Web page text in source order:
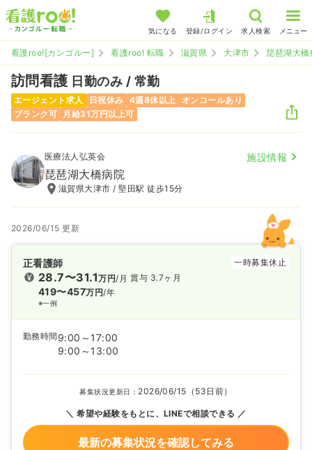
気になる 登録/ログイン 求人検索 メニュー
看護roo![カンゴルー] 看護roo! 転職 滋賀県 大津市 琵琶湖大橋
訪問看護 日勤のみ / 常勤
エージェント求人 日祝休み 4週8休以上
オンコールあり
ブランク可
月給31万円以上可
医療法人弘英会 施設情報
琵琶湖大橋病院
滋賀県大津市 / 堅田駅 徒歩15分
2026/06/15 更新
正看護師 一時募集休止
28.7〜31.1万円/月
419〜457万円/年
※一例
賞与 3.7ヶ月
勤務時間 9:00～17:00
9:00～13:00
募集状況更新日： 2026/06/15（53日前）
希望や経験をもとに、LINEで相談できる
最新の募集状況を確認してみる